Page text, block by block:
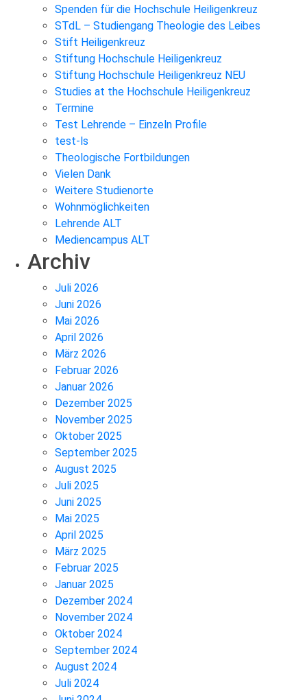
Spenden für die Hochschule Heiligenkreuz
STdL – Studiengang Theologie des Leibes
Stift Heiligenkreuz
Stiftung Hochschule Heiligenkreuz
Stiftung Hochschule Heiligenkreuz NEU
Studies at the Hochschule Heiligenkreuz
Termine
Test Lehrende – Einzeln Profile
test-ls
Theologische Fortbildungen
Vielen Dank
Weitere Studienorte
Wohnmöglichkeiten
Lehrende ALT
Mediencampus ALT
Archiv
Juli 2026
Juni 2026
Mai 2026
April 2026
März 2026
Februar 2026
Januar 2026
Dezember 2025
November 2025
Oktober 2025
September 2025
August 2025
Juli 2025
Juni 2025
Mai 2025
April 2025
März 2025
Februar 2025
Januar 2025
Dezember 2024
November 2024
Oktober 2024
September 2024
August 2024
Juli 2024